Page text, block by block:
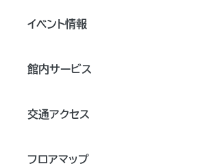
イベント情報
館内サービス
交通アクセス
フロアマップ